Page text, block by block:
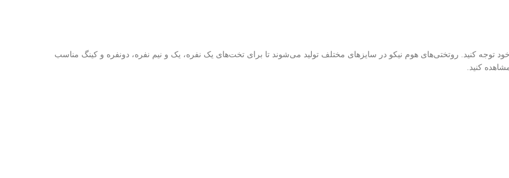
توجه کنید. روتختی‌های هوم نیکو در سایزهای مختلف تولید می‌شوند تا برای تخت‌های یک نفره، یک و نیم نفره، دونفره و کینگ مناسب
کنید.